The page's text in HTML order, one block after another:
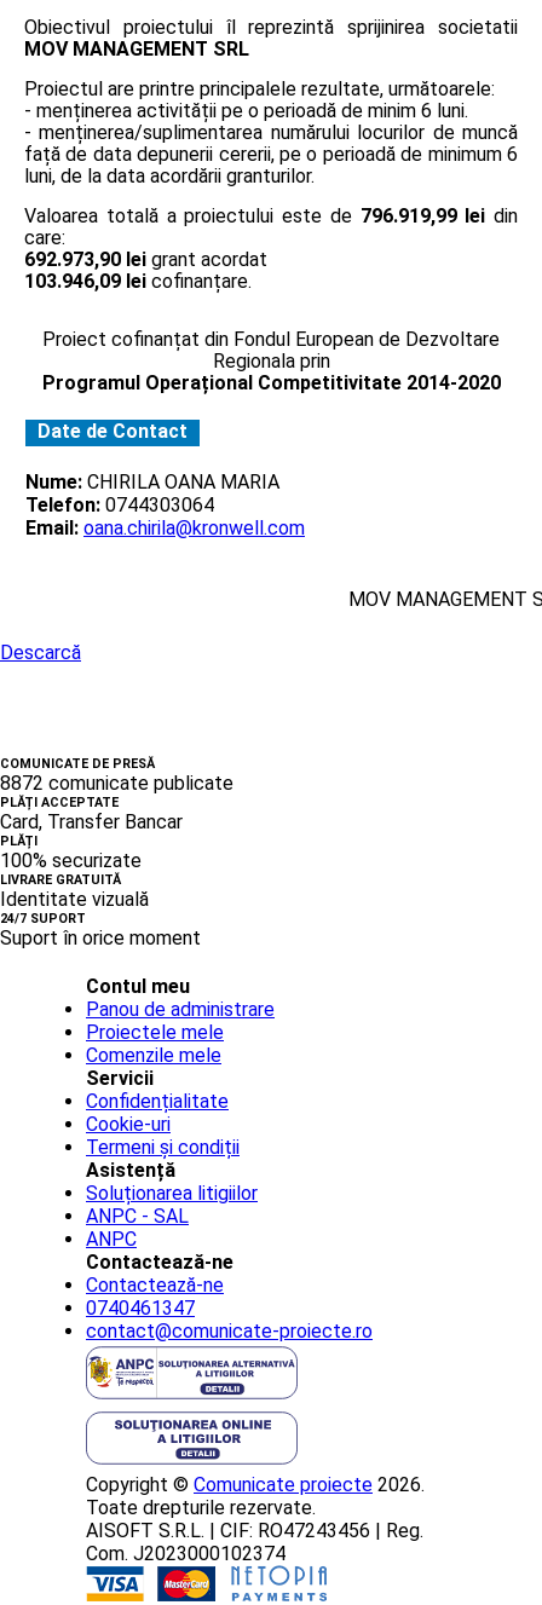
Obiectivul proiectului îl reprezintă sprijinirea societatii
MOV MANAGEMENT SRL
Proiectul are printre principalele rezultate, următoarele:
- menținerea activității pe o perioadă de minim 6 luni.
- menținerea/suplimentarea numărului locurilor de muncă
față de data depunerii cererii, pe o perioadă de minimum 6
luni, de la data acordării granturilor.
Valoarea totală a proiectului este de 796.919,99 lei din
care:
692.973,90 lei grant acordat
103.946,09 lei cofinanțare.
Proiect cofinanțat din Fondul European de Dezvoltare
Regionala prin
Programul Operațional Competitivitate 2014-2020
Date de Contact
Nume: CHIRILA OANA MARIA
Telefon: 0744303064
Email: oana.chirila@kronwell.com
MOV MANAGEMENT
Descarcă
COMUNICATE DE PRESĂ
8872 comunicate publicate
PLĂȚI ACCEPTATE
Card, Transfer Bancar
PLĂȚI
100% securizate
LIVRARE GRATUITĂ
Identitate vizuală
24/7 SUPORT
Suport în orice moment
Contul meu
Panou de administrare
Proiectele mele
Comenzile mele
Servicii
Confidențialitate
Cookie-uri
Termeni și condiții
Asistență
Soluționarea litigiilor
ANPC - SAL
ANPC
Contactează-ne
Contactează-ne
0740461347
contact@comunicate-proiecte.ro
Copyright © Comunicate proiecte 2026.
Toate drepturile rezervate.
AISOFT S.R.L. | CIF: RO47243456 | Reg.
Com. J2023000102374